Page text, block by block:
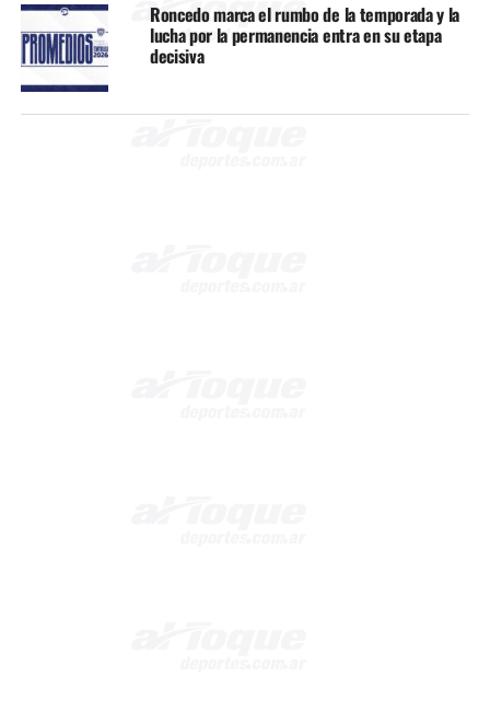
Roncedo marca el rumbo de la temporada y la
lucha por la permanencia entra en su etapa
decisiva